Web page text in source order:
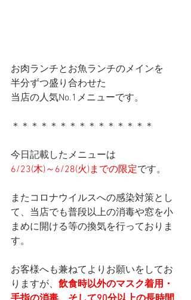
お肉ランチとお魚ランチのメインを
半分ずつ盛り合わせた
当店の人気No.1メニューです。
＊＊＊＊＊＊＊＊＊＊＊＊＊＊＊
今日記載したメニューは
6/23(木)～6/28(火)までの限定です。
またコロナウイルスへの感染対策とし
て、当店でも普段以上の消毒や窓を小
まめに開ける等の換気を行っておりま
す。
お客様へも兼ねてよりお願いをしてお
りますが、 飲食時以外のマスク着用・